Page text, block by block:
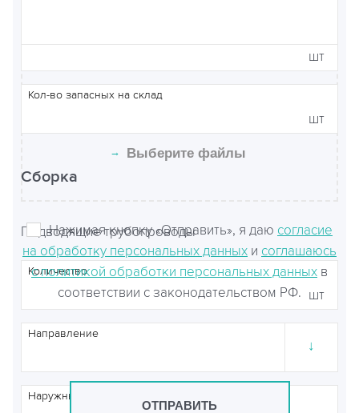
шт
Кол-во запасных на склад
шт
Сборка
Подводящие трубопроводы
Количество
шт
↓
Направление
Наружный диаметр
Чтобы прикрепить файлы, перетащите
→ Выберите файлы
Нажимая кнопку «Отправить», я даю согласие
на обработку персональных данных и соглашаюсь
с политикой обработки персональных данных в
соответствии с законодательством РФ.
ОТПРАВИТЬ